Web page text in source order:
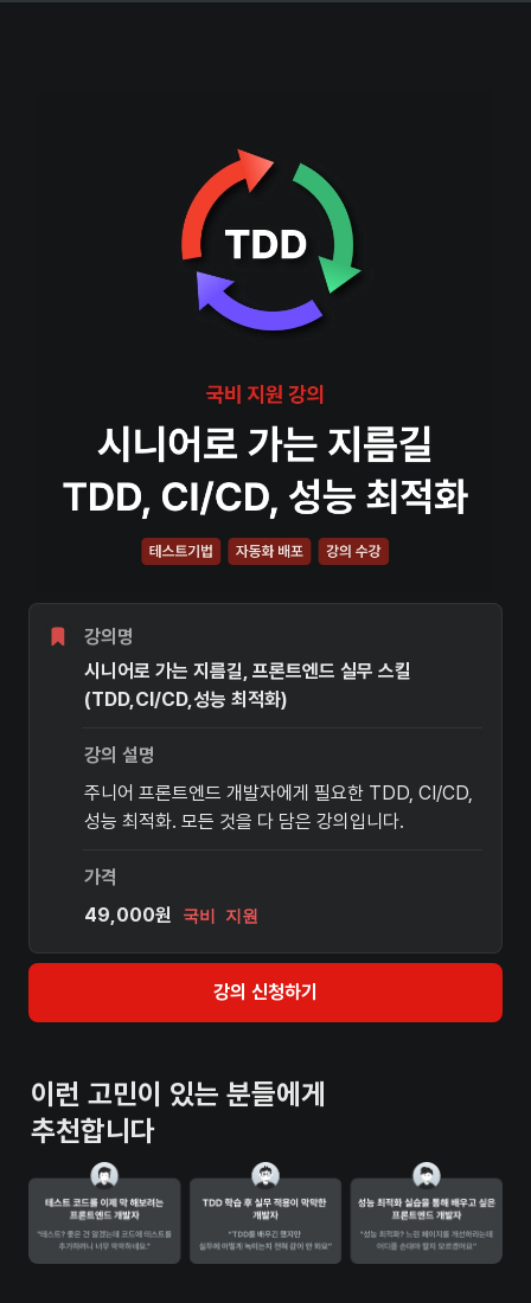
강의명
시니어로 가는 지름길, 프론트엔드 실무 스킬
(TDD,CI/CD,성능 최적화)
강의 설명
주니어 프론트엔드 개발자에게 필요한 TDD, CI/CD,
성능 최적화. 모든 것을 다 담은 강의입니다.
가격
49,000원
국비 지원
강의 신청하기
이런 고민이 있는 분들에게
추천합니다